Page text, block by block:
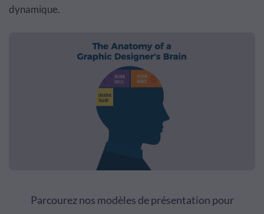
dynamique.
Parcourez nos modèles de présentation pour